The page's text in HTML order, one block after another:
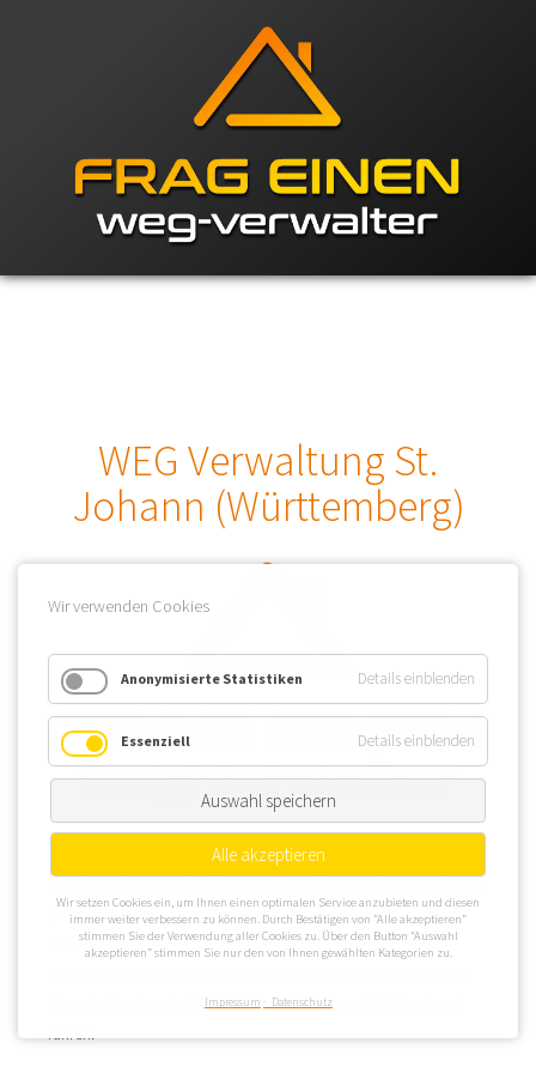
WEG Verwaltung St.
Johann (Württemberg)
gelegene Gemeinde. In der Umgebung der Gächinger Lauter,
also im Süden von St. Johann (Württemberg), befinden sich
über die Bundesstraße B 465, nach St. Johann (Württemberg)
fahren.
Wir verwenden Cookies
Anonymisierte Statistiken Details einblenden
Essenziell Details einblenden
Auswahl speichern
Alle akzeptieren
Wir setzen Cookies ein, um Ihnen einen optimalen Service anzubieten und diesen
immer weiter verbessern zu können. Durch Bestätigen von “Alle akzeptieren”
stimmen Sie der Verwendung aller Cookies zu. Über den Button “Auswahl
akzeptieren” stimmen Sie nur den von Ihnen gewählten Kategorien zu.
Impressum Datenschutz